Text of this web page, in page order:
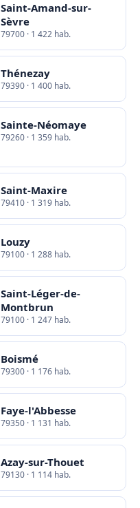
Saint-Amand-sur-
Sèvre
79700 · 1 422 hab.
Thénezay
79390 · 1 400 hab.
Sainte-Néomaye
79260 · 1 359 hab.
Saint-Maxire
79410 · 1 319 hab.
Louzy
79100 · 1 288 hab.
Saint-Léger-de-
Montbrun
79100 · 1 247 hab.
Boismé
79300 · 1 176 hab.
Faye-l'Abbesse
79350 · 1 131 hab.
Azay-sur-Thouet
79130 · 1 114 hab.